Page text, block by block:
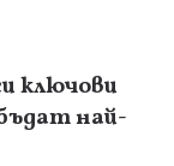
ключови
най-